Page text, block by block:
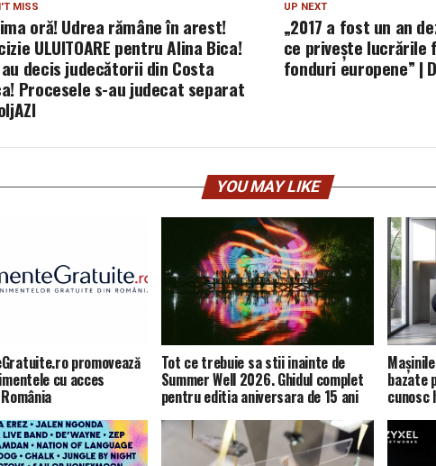
UP NEXT
„2017 a fost un an
ce privește lucrările
fonduri europene” |
MISS
oră! Udrea rămâne în arest!
ULUITOARE pentru Alina Bica!
au decis judecătorii din Costa
Procesele s-au judecat separat
YOU MAY LIKE
promovează
cu acces
Tot ce trebuie sa stii inainte de
Summer Well 2026. Ghidul complet
pentru editia aniversara de 15 ani
bazate
cunosc